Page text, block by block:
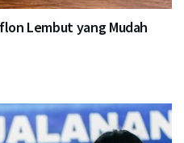
Lembut yang Mudah